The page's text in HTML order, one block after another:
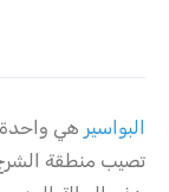
البواسير هي واحدة
تصيب منطقة